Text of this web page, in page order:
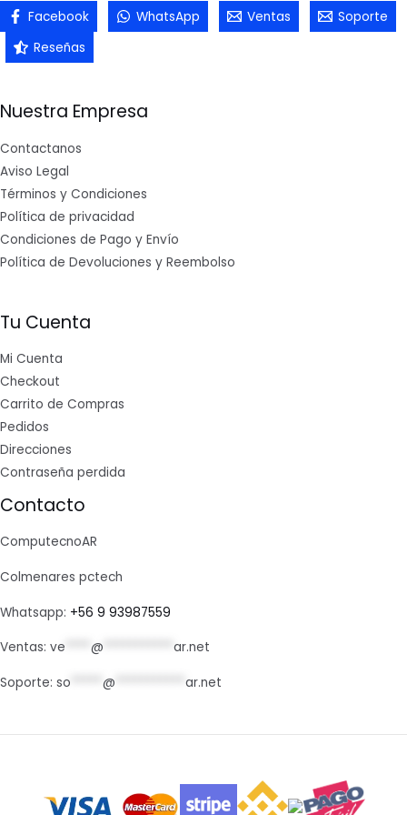
Facebook WhatsApp Ventas
Soporte
Reseñas
Nuestra Empresa
Contactanos
Aviso Legal
Términos y Condiciones
Política de privacidad
Condiciones de Pago y Envío
Política de Devoluciones y Reembolso
Tu Cuenta
Mi Cuenta
Checkout
Carrito de Compras
Pedidos
Direcciones
Contraseña perdida
Contacto
ComputecnoAR
Colmenares pctech
Whatsapp: +56 9 93987559
Ventas: ve @ ar.net
Soporte: so @ ar.net